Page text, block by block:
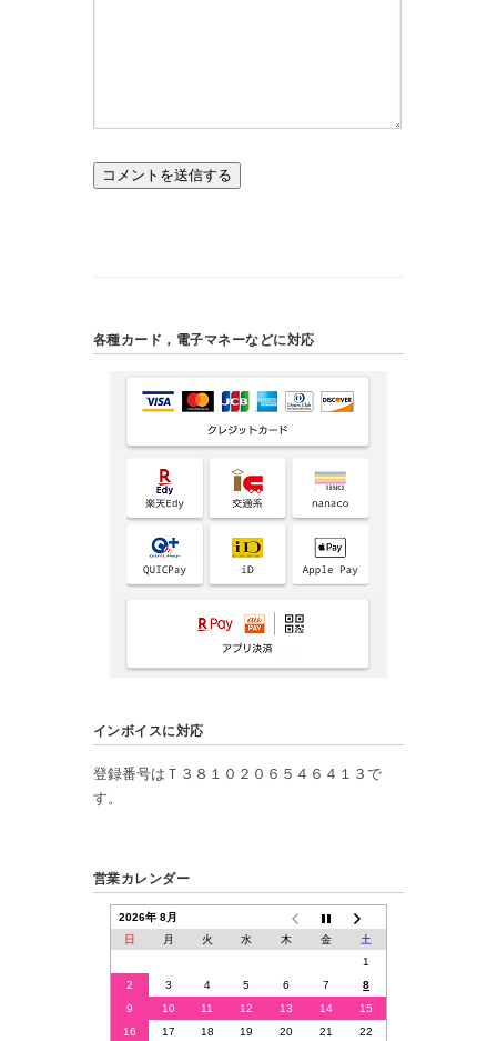
各種カード，電子マネーなどに対応
インボイスに対応
登録番号はＴ３８１０２０６５４６４１３で
す。
営業カレンダー
2026年 8月
日
月 火 水 木 金
土
1
2
3 4 5 6 7
8
9
10 11 12 13 14
15
16
17 18 19 20 21
22